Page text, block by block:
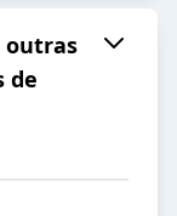
outras
de